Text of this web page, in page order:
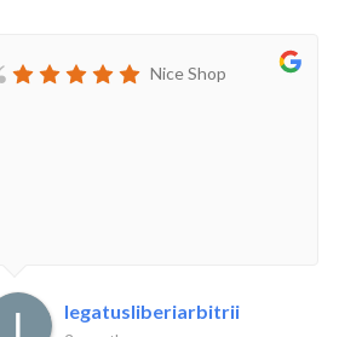
Nice Shop
legatusliberiarbitrii